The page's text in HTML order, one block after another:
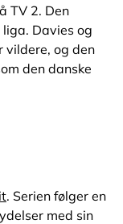
TV 2. Den
Davies og
vildere, og den
den danske
. Serien følger en
med sin